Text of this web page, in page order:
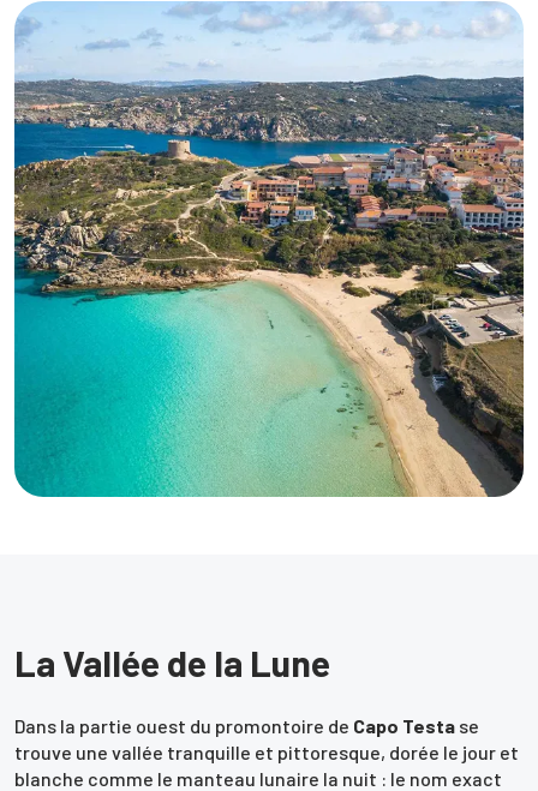
La Vallée de la Lune
Dans la partie ouest du promontoire de Capo Testa se
trouve une vallée tranquille et pittoresque, dorée le jour et
blanche comme le manteau lunaire la nuit : le nom exact